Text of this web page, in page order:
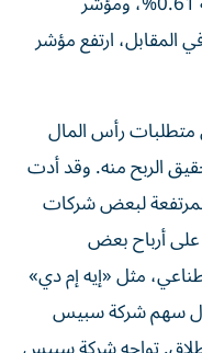
بورز 500 بنسبة 0.15%. في المقابل، ارتفع مؤشر
متطلبات رأس المال
الربح منه. وقد أدت
لبعض شركات
على أرباح بعض
مثل «إيه إم دي»
سهم شركة سبيس